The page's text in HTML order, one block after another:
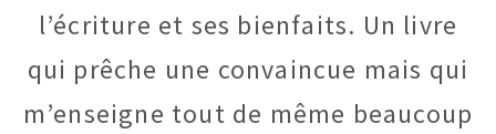
l’écriture et ses bienfaits. Un livre
qui prêche une convaincue mais qui
m’enseigne tout de même beaucoup